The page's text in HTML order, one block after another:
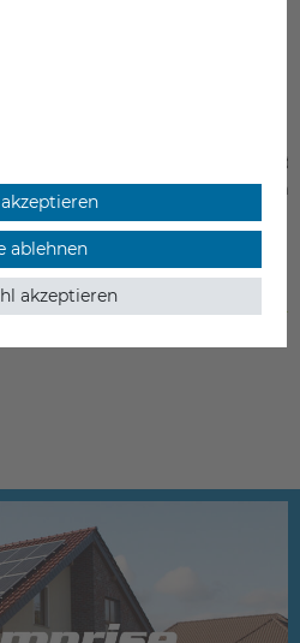
Gehärtetes Filament-
Antriebszahnrad
14,90 €
inkl. ges. MwSt.
ab Lager > Lieferzeit 1-3
ablehnen
akzeptieren